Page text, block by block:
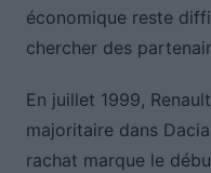
économique reste
chercher des
En juillet 1999,
majoritaire dans
rachat marque le